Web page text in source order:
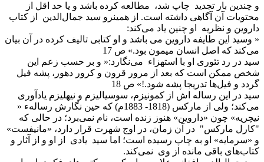
و چندین بار تجدید چاپ شد، مطالعه کرده باشد و یا حد اقل از
محتویات آن آگاهی داشته است. از همینرو سید جمال‌الدین از کتاب
داروین و نظریه او چنین یاد می‌کند:
« وسید این طایفه داروین می باشد و او کتابی تالیف کرده در آن بیان
می‌کند که اصل انسان میمون بود.» ص 17
سید در رد تئوری او با استهزاء می‌نگارد:« و بر حسب زعم این
شخص ممکن است که بعد از مرور قرون و کرور دهور، پشه فیل
گردد و فیل‌ها تدریجا پشه شود.!» ص 18
سید در این رساله اش از کمونیزم، سوسیالیزم و نیهلیزم یادآوری
می‌کند؛ ولی از مارکس (1818- 1883م) که حین نگارش رسالهء «
نیچریه» چون «داروین» هنوز زنده است، نام نمی‌برد؛ در حالی که
"کارل مارکس" در آن زمان، در اوج شهرت قرار دارد، «مانیفست»
و «سرمایه» او به چاپ رسیده است؛ اما سید یادی از او و از آثار و
کتاب‌های باقی مانده از وی نمی‌کند.